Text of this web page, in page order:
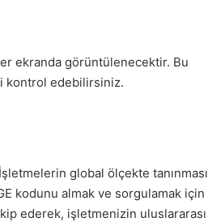
ekranda görüntülenecektir. Bu
kontrol edebilirsiniz.
global ölçekte tanınması
kodunu almak ve sorgulamak için
ederek, işletmenizin uluslararası